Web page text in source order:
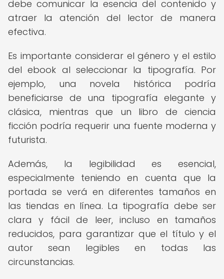
debe comunicar la esencia del contenido y
atraer la atención del lector de manera
efectiva.
Es importante considerar el género y el estilo
del ebook al seleccionar la tipografía. Por
ejemplo, una novela histórica podría
beneficiarse de una tipografía elegante y
clásica, mientras que un libro de ciencia
ficción podría requerir una fuente moderna y
futurista.
Además, la legibilidad es esencial,
especialmente teniendo en cuenta que la
portada se verá en diferentes tamaños en
las tiendas en línea. La tipografía debe ser
clara y fácil de leer, incluso en tamaños
reducidos, para garantizar que el título y el
autor sean legibles en todas las
circunstancias.